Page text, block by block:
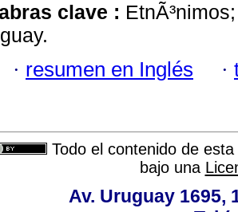
clave :
· resumen en Inglés ·
Todo el contenido de
bajo una
Av. Uruguay 1695,